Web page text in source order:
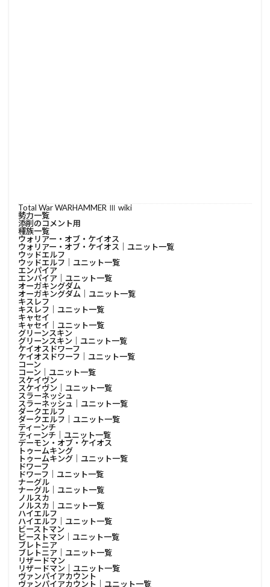
Total War WARHAMMER Ⅲ wiki
勢力一覧
添削のコメント用
種族一覧
ウォリアー・オブ・ケイオス
ウォリアー・オブ・ケイオス│ユニット一覧
ウッドエルフ
ウッドエルフ│ユニット一覧
エンパイア
エンパイア│ユニット一覧
オーガキングダム
オーガキングダム│ユニット一覧
キスレフ
キスレフ│ユニット一覧
キャセイ
キャセイ│ユニット一覧
グリーンスキン
グリーンスキン│ユニット一覧
ケイオスドワーフ
ケイオスドワーフ│ユニット一覧
コーン
コーン│ユニット一覧
スケイヴン
スケイヴン│ユニット一覧
スラーネッシュ
スラーネッシュ│ユニット一覧
ダークエルフ
ダークエルフ│ユニット一覧
ティーンチ
ティーンチ│ユニット一覧
デーモン・オブ・ケイオス
トゥームキング
トゥームキング│ユニット一覧
ドワーフ
ドワーフ│ユニット一覧
ナーグル
ナーグル│ユニット一覧
ノルスカ
ノルスカ│ユニット一覧
ハイエルフ
ハイエルフ│ユニット一覧
ビーストマン
ビーストマン│ユニット一覧
ブレトニア
ブレトニア│ユニット一覧
リザードマン
リザードマン│ユニット一覧
ヴァンパイアカウント
ヴァンパイアカウント│ユニット一覧